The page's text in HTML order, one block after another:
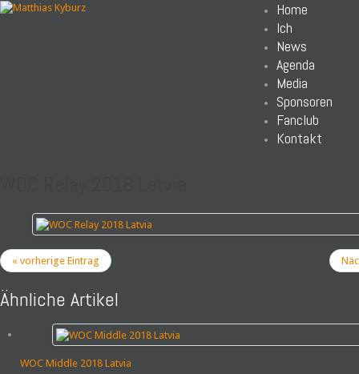
Home
Ich
News
Agenda
Media
Sponsoren
Fanclub
Kontakt
« vorherige Eintrag
Ähnliche Artikel
WOC Middle 2018 Latvia